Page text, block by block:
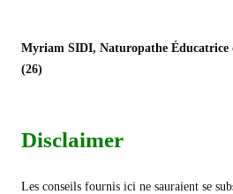
Myriam SIDI, Naturopathe Éducatrice
(26)
Disclaimer
Les conseils fournis ici ne sauraient se